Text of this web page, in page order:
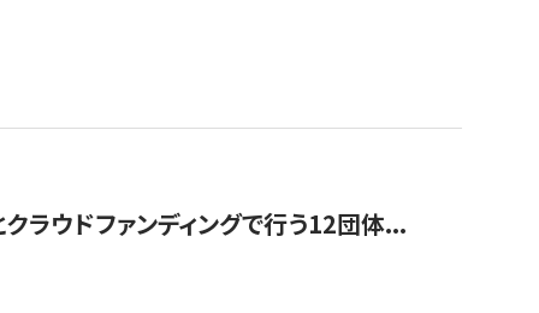
クラウドファンディングで行う12団体...